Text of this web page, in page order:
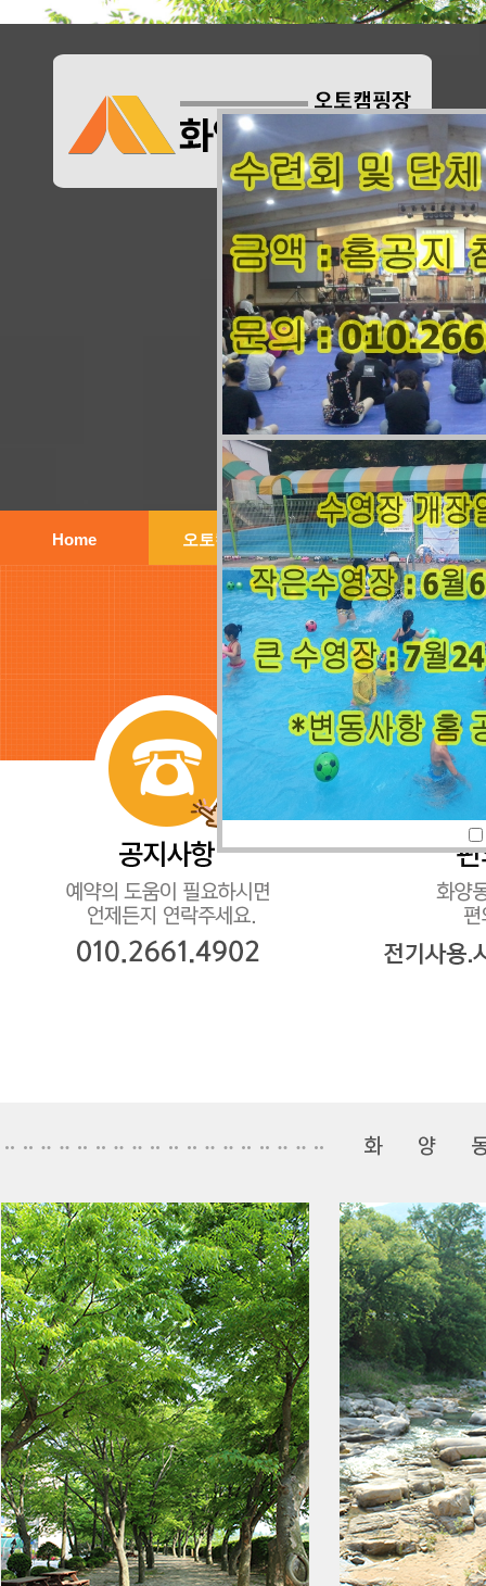
즐거
화양
Home 오토캠핑장 주변안내
화양